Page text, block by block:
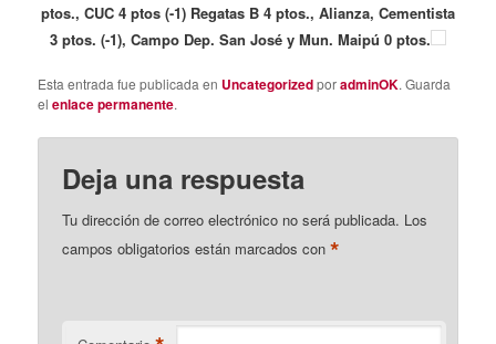
ptos., CUC 4 ptos (-1) Regatas B 4 ptos., Alianza, Cementista
3 ptos. (-1), Campo Dep. San José y Mun. Maipú 0 ptos.
Esta entrada fue publicada en UncategorizedporadminOK. Guarda
elenlace permanente.
Deja una respuesta
Tu dirección de correo electrónico no será publicada. Los
campos obligatorios están marcados con*